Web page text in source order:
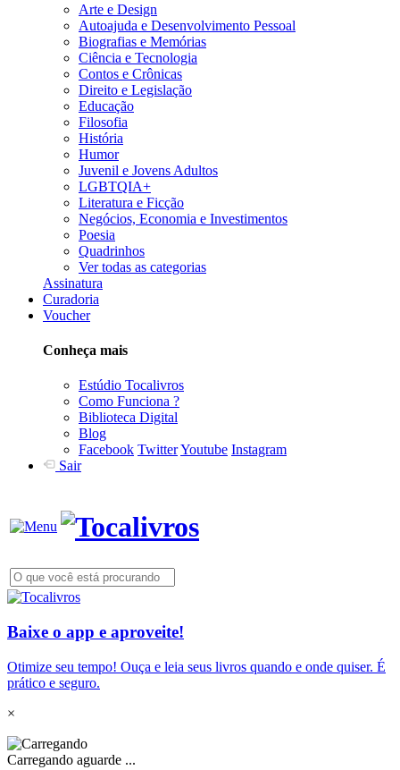
Arte e Design
Autoajuda e Desenvolvimento Pessoal
Biografias e Memórias
Ciência e Tecnologia
Contos e Crônicas
Direito e Legislação
Educação
Filosofia
História
Humor
Juvenil e Jovens Adultos
LGBTQIA+
Literatura e Ficção
Negócios, Economia e Investimentos
Poesia
Quadrinhos
Ver todas as categorias
Assinatura
Curadoria
Voucher
Conheça mais
Estúdio Tocalivros
Como Funciona ?
Biblioteca Digital
Blog
Facebook TwitterYoutube Instagram
Sair
Baixe o app e aproveite!
Otimize seu tempo! Ouça e leia seus livros quando e onde quiser. É
prático e seguro.
×
Carregando aguarde ...